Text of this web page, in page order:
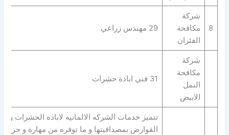
8
شركة
مكافحة
الفئران
29 مهندس زراعي
شركة
مكافحة
النمل
الابيض
31 فني ابادة حشرات
تتميز خدمات الشركه الالمانيه لاباده الحشرات و
القوارض بمصداقيتها و ما توفره من مهارة و حرفية